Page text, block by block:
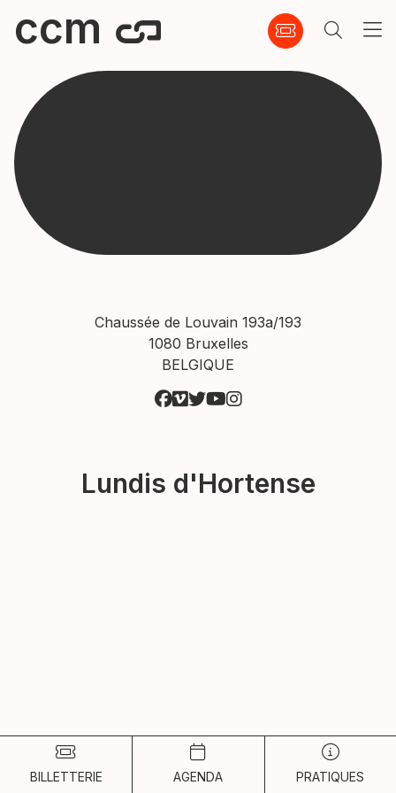
ccm
Chaussée de Louvain 193a/193
1080 Bruxelles
BELGIQUE
Lundis d'Hortense
BILLETTERIE AGENDA PRATIQUES